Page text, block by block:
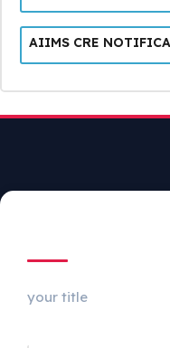
AIIMS CRE
your title